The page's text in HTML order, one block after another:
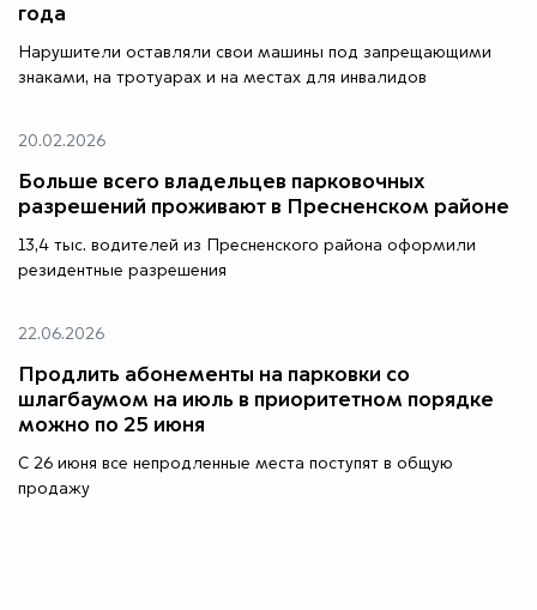
года
Нарушители оставляли свои машины под запрещающими
знаками, на тротуарах и на местах для инвалидов
20.02.2026
Больше всего владельцев парковочных
разрешений проживают в Пресненском районе
13,4 тыс. водителей из Пресненского района оформили
резидентные разрешения
22.06.2026
Продлить абонементы на парковки со
шлагбаумом на июль в приоритетном порядке
можно по 25 июня
С 26 июня все непродленные места поступят в общую
продажу